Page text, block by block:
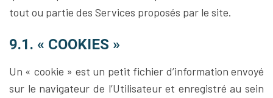
tout ou partie des Services proposés par le site.
9.1. « COOKIES »
Un « cookie » est un petit fichier d’information envoyé
sur le navigateur de l’Utilisateur et enregistré au sein